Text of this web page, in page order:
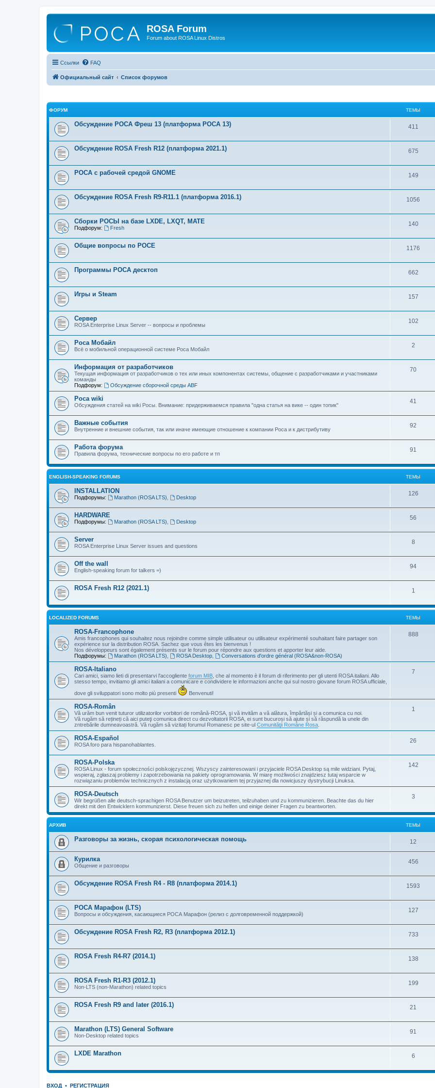
ROSA Forum
Forum about ROSA Linux Distros
Ссылки FAQ
Официальный сайт Список форумов
ФОРУМ ТЕМЫ
Обсуждение РОСА Фреш 13 (платформа РОСА 13) 411
Обсуждение ROSA Fresh R12 (платформа 2021.1) 675
РОСА с рабочей средой GNOME 149
Обсуждение ROSA Fresh R9-R11.1 (платформа 2016.1) 1056
Сборки РОСЫ на базе LXDE, LXQT, MATE
Подфорум: Fresh
140
Общие вопросы по РОСЕ 1176
Программы РОСА десктоп 662
Игры и Steam 157
Сервер
ROSA Enterprise Linux Server -- вопросы и проблемы
102
Роса Мобайл
Всё о мобильной операционной системе Роса Мобайл
2
Информация от разработчиков
Текущая информация от разработчиков о тех или иных компонентах системы, общение с разработчиками и участниками
команды
Подфорум:
Обсуждение сборочной среды ABF
70
Роса wiki
Обсуждения статей на wiki Росы. Внимание: придерживаемся правила "одна статья на вике -- один топик"
41
Важные события
Внутренние и внешние события, так или иначе имеющие отношение к компании Роса и к дистрибутиву
92
Работа форума
Правила форума, технические вопросы по его работе и тп
91
ENGLISH-SPEAKING FORUMS ТЕМЫ
INSTALLATION
Подфорумы: Marathon (ROSA LTS) Desktop
126
HARDWARE
Подфорумы: Marathon (ROSA LTS) Desktop
56
Server
ROSA Enterprise Linux Server issues and questions
8
Off the wall
English-speaking forum for talkers =)
94
ROSA Fresh R12 (2021.1) 1
LOCALIZED FORUMS ТЕМЫ
ROSA-Francophone
Amis francophones qui souhaitez nous rejoindre comme simple utilisateur ou utilisateur expérimenté souhaitant faire partager son
expérience sur la distribution ROSA. Sachez que vous êtes les bienvenus !
Nos développeurs sont également présents sur le forum pour répondre aux questions et apporter leur aide.
Подфорумы:
Marathon (ROSA LTS) ROSA Desktop, Conversations d'ordre général (ROSA&non-ROSA)
888
ROSA-Italiano
Cari amici, siamo lieti di presentarvi l'accogliente forum MIB , che al momento è il forum di riferimento per gli utenti ROSA italiani. Allo
stesso tempo, invitiamo gli amici italiani a comunicare e condividere le informazioni anche qui sul nostro giovane forum ROSA ufficiale,
dove gli sviluppatori sono molto più presenti
Benvenuti!
7
ROSA-Român
Vă urăm bun venit tuturor utilizatorilor vorbitori de română-ROSA, şi vă invităm a vă alătura, împărtăși și a comunica cu noi.
Vă rugăm să rețineți că aici puteţi comunica direct cu dezvoltatorii ROSA, ei sunt bucuroși să ajute și să răspundă la unele din
zntrebările dumneavoastră. Vă rugăm să vizitați forumul Romanesc pe site-ul Comunităţii Române Rosa
1
ROSA-Español
ROSA foro para hispanohablantes.
26
ROSA-Polska
ROSA Linux - forum społeczności polskojęzycznej. Wszyscy zainteresowani i przyjaciele ROSA Desktop są mile widziani. Pytaj,
wspieraj, zgłaszaj problemy i zapotrzebowania na pakiety oprogramowania. W miarę możliwości znajdziesz tutaj wsparcie w
rozwiązaniu problemów technicznych z instalacją oraz użytkowaniem tej przyjaznej dla nowicjuszy dystrybucji Linuksa.
142
ROSA-Deutsch
Wir begrüßen alle deutsch-sprachigen ROSA Benutzer um beizutreten, teilzuhaben und zu kommunizieren. Beachte das du hier
direkt mit den Entwicklern kommunizierst. Diese freuen sich zu helfen und einige deiner Fragen zu beantworten.
3
АРХИВ ТЕМЫ
Разговоры за жизнь, скорая психологическая помощь 12
Курилка
Общение и разговоры
456
Обсуждение ROSA Fresh R4 - R8 (платформа 2014.1) 1593
РОСА Марафон (LTS)
Вопросы и обсуждения, касающиеся РОСА Марафон (релиз с долговременной поддержкой)
127
Обсуждение ROSA Fresh R2, R3 (платформа 2012.1) 733
ROSA Fresh R4-R7 (2014.1) 138
ROSA Fresh R1-R3 (2012.1)
Non-LTS (non-Marathon) related topics
199
ROSA Fresh R9 and later (2016.1) 21
Marathon (LTS) General Software
Non-Desktop related topics
91
LXDE Marathon 6
ВХОД • РЕГИСТРАЦИЯ